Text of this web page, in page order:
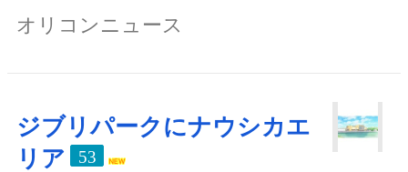
オリコンニュース
ジブリパークにナウシカエ
リア
53